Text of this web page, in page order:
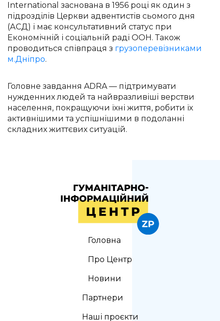
International заснована в 1956 році як один з
підрозділів Церкви адвентистів сьомого дня
(АСД) і має консультативний статус при
Економічній і соціальній раді ООН. Також
проводиться співпраця з грузоперевізниками
м.Дніпро.
Головне завдання ADRA — підтримувати
нужденних людей та найвразливіші верстви
населення, покращуючи їхні життя, робити їх
активнішими та успішнішими в подоланні
складних життєвих ситуацій.
Головна
Про Центр
Новини
Партнери
Наші проєкти